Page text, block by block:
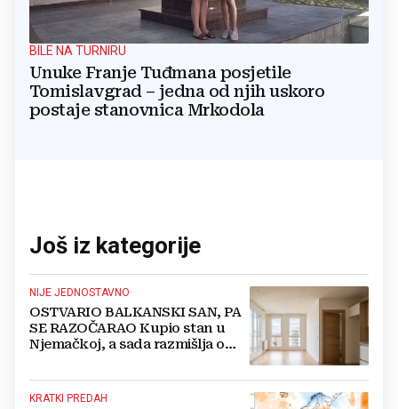
BILE NA TURNIRU
Unuke Franje Tuđmana posjetile
Tomislavgrad – jedna od njih uskoro
postaje stanovnica Mrkodola
Još iz kategorije
NIJE JEDNOSTAVNO
OSTVARIO BALKANSKI SAN, PA
SE RAZOČARAO Kupio stan u
Njemačkoj, a sada razmišlja o
KRATKI PREDAH